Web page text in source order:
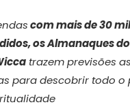
com mais de 30
os Almanaques do
trazemprevisões
para descobrir todo o